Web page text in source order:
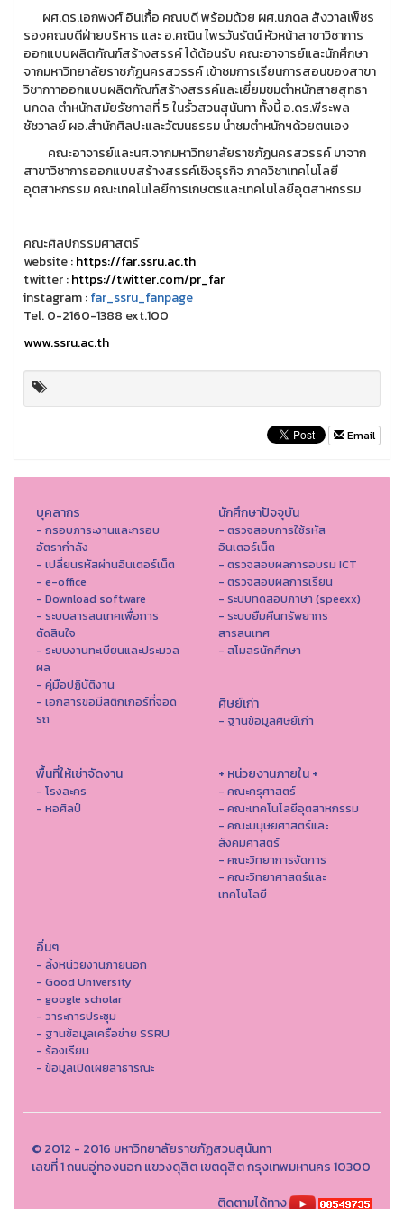
ผศ.ดร.เอกพงศ์ อินเกื้อ คณบดี พร้อมด้วย ผศ.นภดล สังวาลเพ็ชร
รองคณบดีฝ่ายบริหาร และ อ.คณิน ไพรวันรัตน์ หัวหน้าสาขาวิชาการ
ออกแบบผลิตภัณฑ์สร้างสรรค์ ได้ต้อนรับ คณะอาจารย์และนักศึกษา
จากมหาวิทยาลัยราชภัฏนครสวรรค์ เข้าชมการเรียนการสอนของสาขา
วิชากาาออกแบบผลิตภัณฑ์สร้างสรรค์และเยี่ยมชมตำหนักสายสุทธา
นภดล ตำหนักสมัยรัชกาลที่ 5 ในรั้วสวนสุนันทา ทั้งนี้ อ.ดร.พีระพล
ชัชวาลย์ ผอ.สำนักศิลปะและวัฒนธรรม นำชมตำหนักฯด้วยตนเอง
คณะอาจารย์และนศ.จากมหาวิทยาลัยราชภัฏนครสวรรค์ มาจาก
สาขาวิชาการออกแบบสร้างสรรค์เชิงธุรกิจ ภาควิชาเทคโนโลยี
อุตสาหกรรม คณะเทคโนโลยีการเกษตรและเทคโนโลยีอุตสาหกรรม
คณะศิลปกรรมศาสตร์
website :https://far.ssru.ac.th
twitter :https://twitter.com/pr_far
instagram :far_ssru_fanpage
Tel. 0-2160-1388 ext.100
www.ssru.ac.th
Email
บุคลากร
- กรอบภาระงานและกรอบ
อัตรากำลัง
- เปลี่ยนรหัสผ่านอินเตอร์เน็ต
- e-office
- Download software
- ระบบสารสนเทศเพื่อการ
ตัดสินใจ
- ระบบงานทะเบียนและประมวล
ผล
- คู่มือปฏิบัติงาน
- เอกสารขอมีสติกเกอร์ที่จอด
รถ
นักศึกษาปัจจุบัน
- ตรวจสอบการใช้รหัส
อินเตอร์เน็ต
- ตรวจสอบผลการอบรม ICT
- ตรวจสอบผลการเรียน
- ระบบทดสอบภาษา (speexx)
- ระบบยืมคืนทรัพยากร
สารสนเทศ
- สโมสรนักศึกษา
ศิษย์เก่า
- ฐานข้อมูลศิษย์เก่า
พื้นที่ให้เช่าจัดงาน
- โรงละคร
- หอศิลป์
+ หน่วยงานภายใน +
- คณะครุศาสตร์
- คณะเทคโนโลยีอุตสาหกรรม
- คณะมนุษยศาสตร์และ
สังคมศาสตร์
- คณะวิทยาการจัดการ
- คณะวิทยาศาสตร์และ
เทคโนโลยี
อื่นๆ
- ลิ้งหน่วยงานภายนอก
- Good University
- google scholar
- วาระการประชุม
- ฐานข้อมูลเครือข่าย SSRU
- ร้องเรียน
- ข้อมูลเปิดเผยสาธารณะ
© 2012 - 2016 มหาวิทยาลัยราชภัฏสวนสุนันทา
เลขที่ 1 ถนนอู่ทองนอก แขวงดุสิต เขตดุสิต กรุงเทพมหานคร 10300
ติดตามได้ทาง